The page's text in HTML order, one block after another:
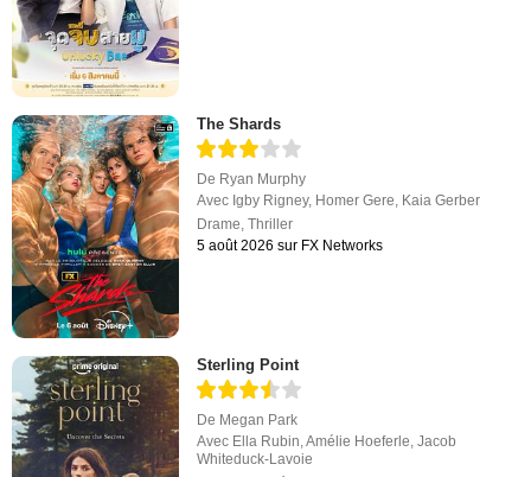
The Shards
De Ryan Murphy
Avec Igby Rigney, Homer Gere, Kaia Gerber
Drame,Thriller
5 août 2026 sur FX Networks
Sterling Point
De Megan Park
Avec Ella Rubin,Amélie Hoeferle,Jacob
Whiteduck-Lavoie